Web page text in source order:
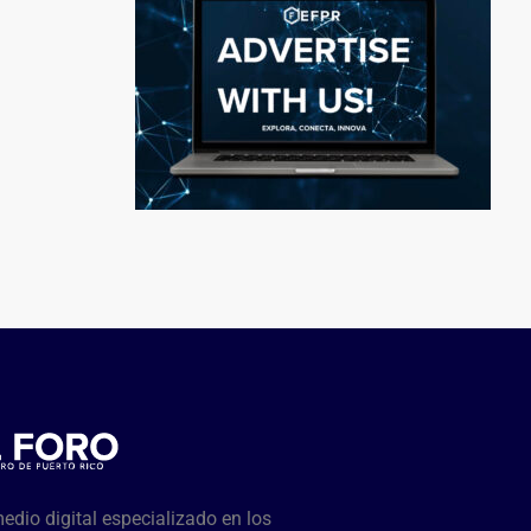
digital especializado en los